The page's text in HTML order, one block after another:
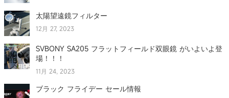
太陽望遠鏡フィルター
12月 27, 2023
SVBONY SA205 フラットフィールド双眼鏡 がいよいよ登
場！！！
11月 24, 2023
ブラック フライデー セール情報